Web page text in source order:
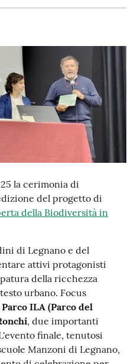
la cerimonia di
del progetto di
della Biodiversità in
di Legnano e del
attivi protagonisti
della ricchezza
urbano. Focus
Parco ILA (Parco del
, due importanti
finale, tenutosi
Manzoni di Legnano,